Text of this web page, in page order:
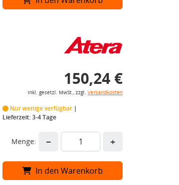
150,24 €
inkl. gesetzl. MwSt., zzgl. Versandkosten
Nur wenige verfügbar
Lieferzeit: 3-4 Tage
Menge: − +
In den Warenkorb